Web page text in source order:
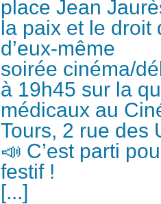
place Jean
la paix et le droit
d’eux-même
soirée cinéma/
à 19h45 sur la
médicaux au
Tours, 2 rue des
📣 C’est parti
festif !
[...]